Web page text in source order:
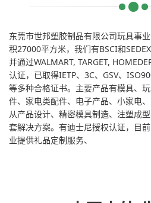
东莞市世邦塑胶制品有限公司玩具事
积27000平方米，我们有BSCI和
并通过WALMART, TARGET,
认证，已取得IETP、3C、GSV、
等多种合格证书。主要产品有模具、
件、家电类配件、电子产品、小家电
从产品设计、精密模具制造、注塑成
套解决方案。有迪士尼授权认证，目
业提供礼品定制服务、